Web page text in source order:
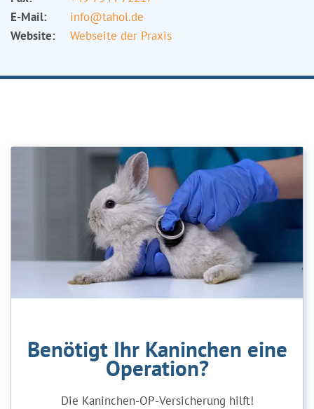
E-Mail:
info@tahol.de
Website:
Webseite der Praxis
Benötigt Ihr Kaninchen eine
Operation?
Die Kaninchen-OP-Versicherung hilft!